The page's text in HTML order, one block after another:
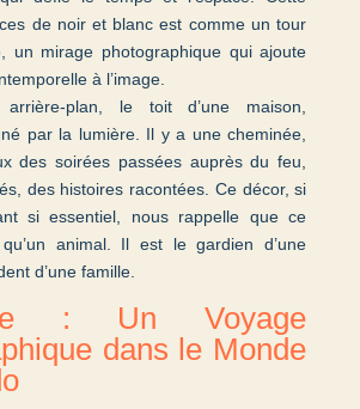
de noir et blanc est comme un tour
un mirage photographique qui ajoute
à l’image.
plan, le toit d’une maison,
par la lumière. Il y a une cheminée,
des soirées passées auprès du feu,
des histoires racontées. Ce décor, si
si essentiel, nous rappelle que ce
animal. Il est le gardien d’une
d’une famille.
: Un Voyage
dans le Monde